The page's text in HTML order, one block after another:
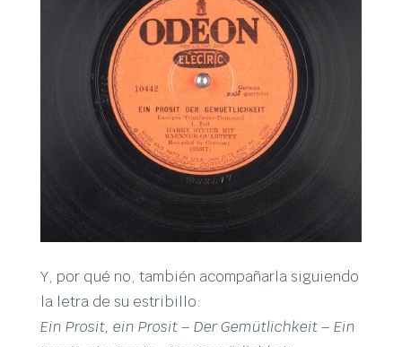
Y, por qué no, también acompañarla siguiendo
la letra de su estribillo:
Ein Prosit, ein Prosit – Der Gemütlichkeit – Ein